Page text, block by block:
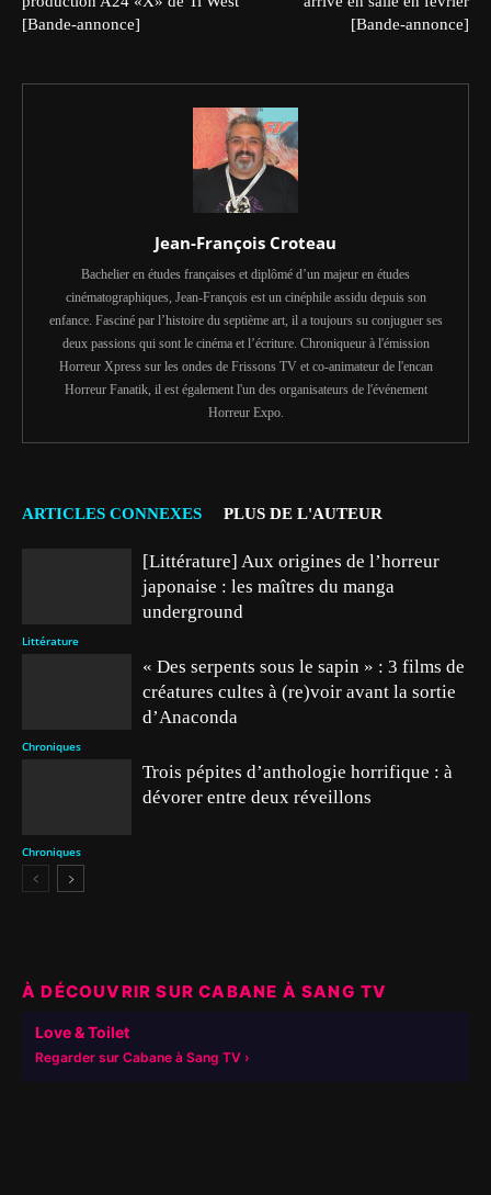
[Bande-annonce]
[Bande-annonce]
Jean-François Croteau
Bachelier en études françaises et diplômé d’un majeur en études
cinématographiques, Jean-François est un cinéphile assidu depuis son
enfance. Fasciné par l’histoire du septième art, il a toujours su conjuguer ses
deux passions qui sont le cinéma et l’écriture. Chroniqueur à l'émission
Horreur Xpress sur les ondes de Frissons TV et co-animateur de l'encan
Horreur Fanatik, il est également l'un des organisateurs de l'événement
Horreur Expo.
ARTICLES CONNEXES PLUS DE L'AUTEUR
Littérature
[Littérature] Aux origines de l’horreur
japonaise : les maîtres du manga
underground
Chroniques
« Des serpents sous le sapin » : 3 films de
créatures cultes à (re)voir avant la sortie
d’Anaconda
Chroniques
Trois pépites d’anthologie horrifique : à
dévorer entre deux réveillons
À DÉCOUVRIR SUR CABANE À SANG TV
Love & Toilet
Regarder sur Cabane à Sang TV